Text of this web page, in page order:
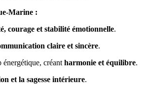
Marine :
courage et stabilité émotionnelle.
claire et sincère.
créant harmonie et équilibre.
et la sagesse intérieure.